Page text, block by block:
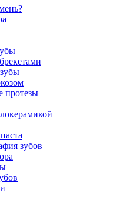
протезы
зубов